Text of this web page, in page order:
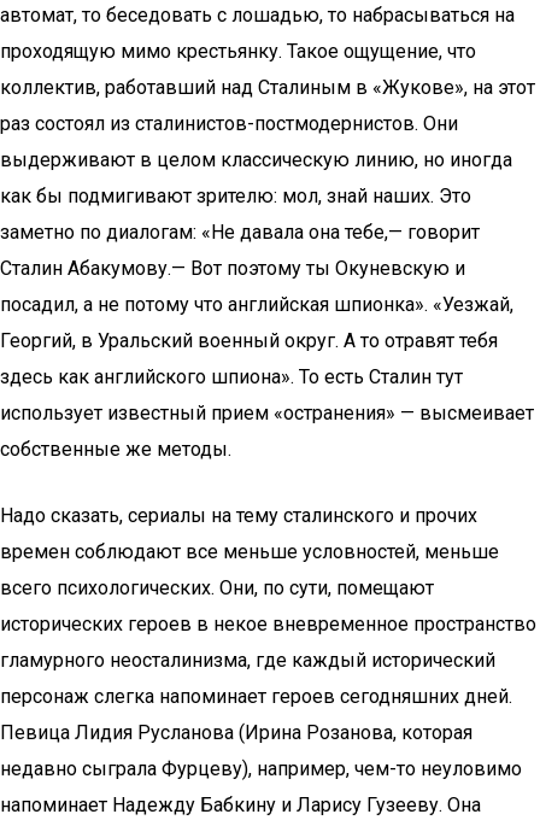
автомат, то беседовать с лошадью, то набрасываться на
проходящую мимо крестьянку. Такое ощущение, что
коллектив, работавший над Сталиным в «Жукове», на этот
раз состоял из сталинистов-постмодернистов. Они
выдерживают в целом классическую линию, но иногда
как бы подмигивают зрителю: мол, знай наших. Это
заметно по диалогам: «Не давала она тебе,— говорит
Сталин Абакумову.— Вот поэтому ты Окуневскую и
посадил, а не потому что английская шпионка». «Уезжай,
Георгий, в Уральский военный округ. А то отравят тебя
здесь как английского шпиона». То есть Сталин тут
использует известный прием «остранения» — высмеивает
собственные же методы.
Надо сказать, сериалы на тему сталинского и прочих
времен соблюдают все меньше условностей, меньше
всего психологических. Они, по сути, помещают
исторических героев в некое вневременное пространство
гламурного неосталинизма, где каждый исторический
персонаж слегка напоминает героев сегодняшних дней.
Певица Лидия Русланова (Ирина Розанова, которая
недавно сыграла Фурцеву), например, чем-то неуловимо
напоминает Надежду Бабкину и Ларису Гузееву. Она